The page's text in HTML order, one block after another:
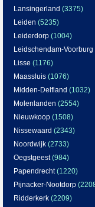
Lansingerland (3375)
Leiden (5235)
Leiderdorp (1004)
Leidschendam-Voorburg
Lisse (1176)
Maassluis (1076)
Midden-Delfland (1032)
Molenlanden (2554)
Nieuwkoop (1508)
Nissewaard (2343)
Noordwijk (2733)
Oegstgeest(984)
Papendrecht(1220)
Pijnacker-Nootdorp
Ridderkerk (2209)